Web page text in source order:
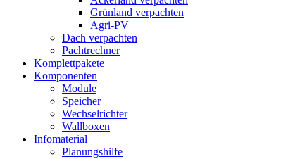
Grünland verpachten
Agri-PV
Dach verpachten
Pachtrechner
Komplettpakete
Komponenten
Module
Speicher
Wechselrichter
Wallboxen
Infomaterial
Planungshilfe